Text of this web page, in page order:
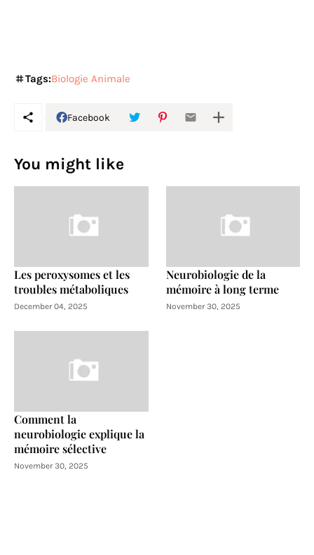
Tags:Biologie Animale
Facebook
You might like
Les peroxysomes et les
troubles métaboliques
December 04, 2025
Neurobiologie de la
mémoire à long terme
November 30, 2025
Comment la
neurobiologie explique la
mémoire sélective
November 30, 2025